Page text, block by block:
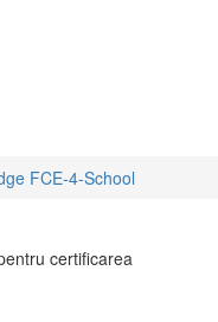
FCE-4-School
certificarea